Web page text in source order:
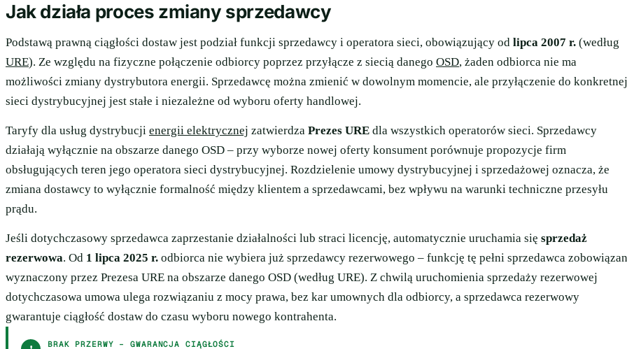
Jak działa proces zmiany sprzedawcy
Podstawą prawną ciągłości dostaw jest podział funkcji sprzedawcy i operatora sieci, obowiązujący od lipca 2007 r. (według
URE). Ze względu na fizyczne połączenie odbiorcy poprzez przyłącze z siecią danego OSD, żaden odbiorca nie ma
możliwości zmiany dystrybutora energii. Sprzedawcę można zmienić w dowolnym momencie, ale przyłączenie do konkretnej
sieci dystrybucyjnej jest stałe i niezależne od wyboru oferty handlowej.
Taryfy dla usług dystrybucji energii elektrycznej zatwierdza Prezes URE dla wszystkich operatorów sieci. Sprzedawcy
działają wyłącznie na obszarze danego OSD – przy wyborze nowej oferty konsument porównuje propozycje firm
obsługujących teren jego operatora sieci dystrybucyjnej. Rozdzielenie umowy dystrybucyjnej i sprzedażowej oznacza, że
zmiana dostawcy to wyłącznie formalność między klientem a sprzedawcami, bez wpływu na warunki techniczne przesyłu
prądu.
Jeśli dotychczasowy sprzedawca zaprzestanie działalności lub straci licencję, automatycznie uruchamia się sprzedaż
rezerwowa. Od 1 lipca 2025 r. odbiorca nie wybiera już sprzedawcy rezerwowego – funkcję tę pełni sprzedawca
wyznaczony przez Prezesa URE na obszarze danego OSD (według URE). Z chwilą uruchomienia sprzedaży rezerwowej
dotychczasowa umowa ulega rozwiązaniu z mocy prawa, bez kar umownych dla odbiorcy, a sprzedawca rezerwowy
gwarantuje ciągłość dostaw do czasu wyboru nowego kontrahenta.
BRAK PRZERWY – GWARANCJA CIĄGŁOŚCI